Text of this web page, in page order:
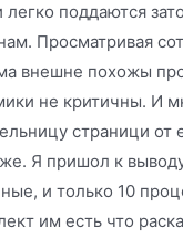
поддаются
Просматривая
внешне похожы
не критичны. И
страници
Я пришол к
и только 10
им есть что